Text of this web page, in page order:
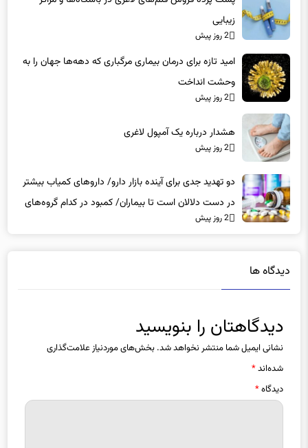
پشت پرده فروش قلم‌های لاغری در باشگاه‌ها و مراکز
زیبایی
امید تازه برای درمان بیماری مرگباری که دهه‌ها جهان را به
وحشت انداخت
هشدار درباره یک آمپول لاغری
دو تهدید جدی برای آینده بازار دارو/ داروهای کمیاب بیشتر
در دست دلالان است تا بیماران/ کمبود در کدام گروه‌های
دیدگاه ها
دیدگاهتان را بنویسید
نشانی ایمیل شما منتشر نخواهد شد.
شده‌اند*
دیدگاه